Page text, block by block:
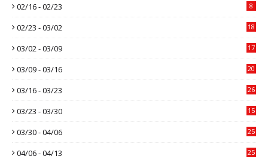
02/16 - 02/23 8
02/23 - 03/02 18
03/02 - 03/09 17
03/09 - 03/16 20
03/16 - 03/23 26
03/23 - 03/30 15
03/30 - 04/06 25
04/06 - 04/13 25